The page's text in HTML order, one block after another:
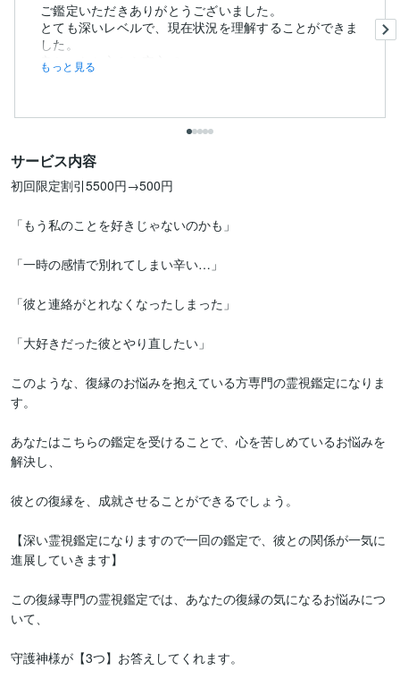
ご鑑定いただきありがとうございました。
とても深いレベルで、現在状況を理解することができま
した。
良かったと心から安心で...
もっと見る
サービス内容
初回限定割引5500円→500円
「もう私のことを好きじゃないのかも」
「一時の感情で別れてしまい辛い…」
「彼と連絡がとれなくなったしまった」
「大好きだった彼とやり直したい」
このような、復縁のお悩みを抱えている方専門の霊視鑑定になりま
す。
あなたはこちらの鑑定を受けることで、心を苦しめているお悩みを
解決し、
彼との復縁を、成就させることができるでしょう。
【深い霊視鑑定になりますので一回の鑑定で、彼との関係が一気に
進展していきます】
この復縁専門の霊視鑑定では、あなたの復縁の気になるお悩みにつ
いて、
守護神様が【3つ】お答えしてくれます。